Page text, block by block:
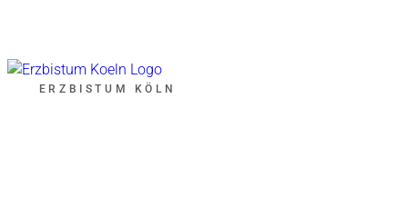
ERZBISTUM KÖLN